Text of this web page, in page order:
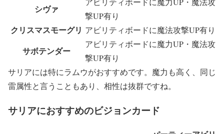
シヴァ
撃UP有り
クリスマスモーグリ アビリティボードに魔法攻撃UP有り
サボテンダー
アビリティボードに魔力UP・魔法攻
撃UP有り
サリアには特にラムウがおすすめです。魔力も高く、同じ
雷属性と言うこともあり、相性は抜群ですね。
サリアにおすすめのビジョンカード